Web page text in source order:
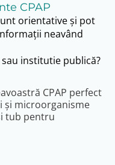
CPAP
CPAP perfect
și microorganisme
tub pentru
orientative și pot
neavând
institutie publică?